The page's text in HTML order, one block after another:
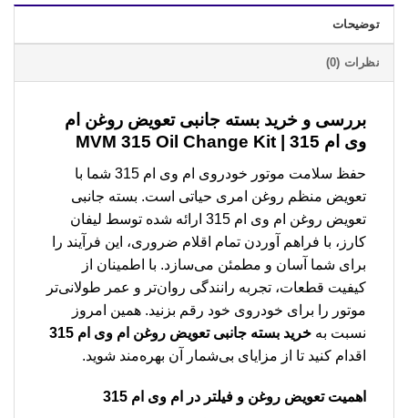
توضیحات
نظرات (0)
بررسی و خرید بسته جانبی تعویض روغن ام
وی ام 315 | MVM 315 Oil Change Kit
حفظ سلامت موتور خودروی ام وی ام 315 شما با
تعویض منظم روغن امری حیاتی است. بسته جانبی
تعویض روغن ام وی ام 315 ارائه شده توسط لیفان
کارز، با فراهم آوردن تمام اقلام ضروری، این فرآیند را
برای شما آسان و مطمئن می‌سازد. با اطمینان از
کیفیت قطعات، تجربه رانندگی روان‌تر و عمر طولانی‌تر
موتور را برای خودروی خود رقم بزنید. همین امروز
نسبت به خرید بسته جانبی تعویض روغن ام وی ام 315
اقدام کنید تا از مزایای بی‌شمار آن بهره‌مند شوید.
اهمیت تعویض روغن و فیلتر در ام وی ام 315